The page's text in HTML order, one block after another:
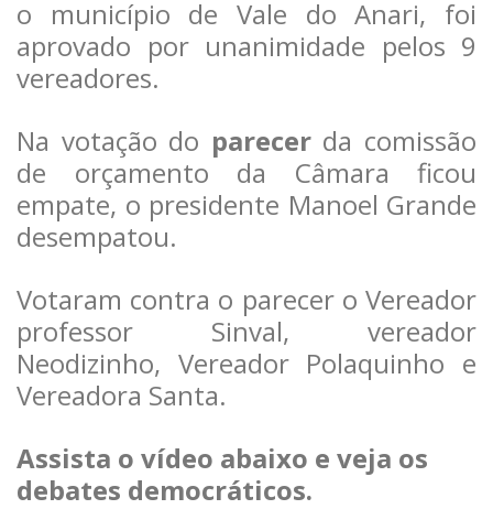
o município de Vale do Anari, foi
aprovado por unanimidade pelos 9
vereadores.
Na votação do parecerda comissão
de orçamento da Câmara ficou
empate, o presidente Manoel Grande
desempatou.
Votaram contra o parecer o Vereador
professor Sinval, vereador
Neodizinho, Vereador Polaquinho e
Vereadora Santa.
Assista o vídeo abaixo e veja os
debates democráticos.